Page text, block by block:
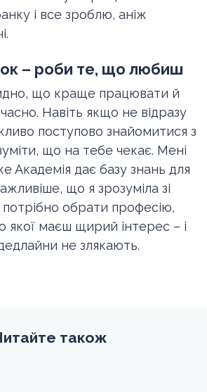
і все зроблю, аніж
– роби те, що любиш
що краще працювати й
Навіть якщо не відразу
поступово знайомитися з
що на тебе чекає. Мені
Академія дає базу знань для
що я зрозуміла зі
потрібно обрати професію,
якої маєш щирий інтерес – і
дедлайни не злякають.
також